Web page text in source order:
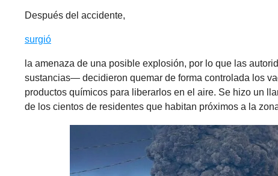
Después del accidente,
surgió
la amenaza de una posible explosión, por lo que las
sustancias— decidieron quemar de forma controlada los
productos químicos para liberarlos en el aire. Se hizo un
de los cientos de residentes que habitan próximos a la